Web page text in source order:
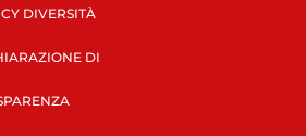
DIVERSITÀ
DI